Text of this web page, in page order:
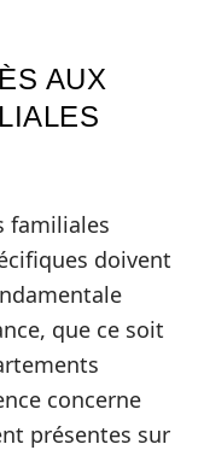
AUX
familiales
doivent
que ce soit
concerne
présentes sur